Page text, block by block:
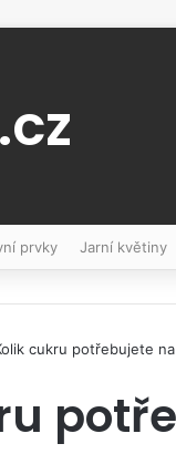
prvky Jarní květiny
cukru potřebujete